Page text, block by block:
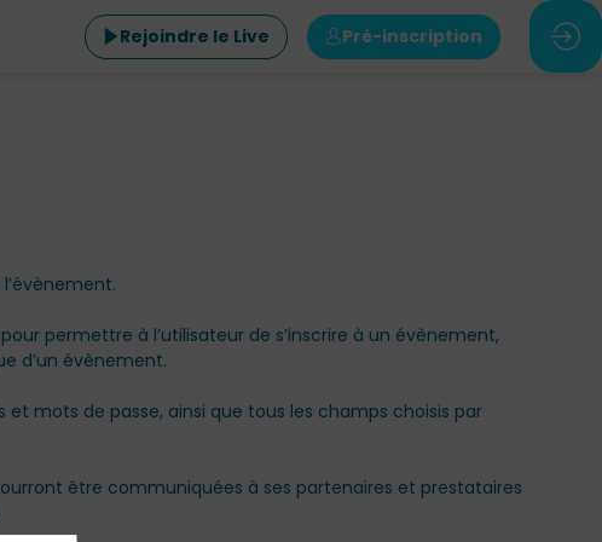
Rejoindre le Live Pré-inscription
permettre à l’utilisateur de s’inscrire à un évènement,
d’un évènement.
mots de passe, ainsi que tous les champs choisis par
être communiquées à ses partenaires et prestataires